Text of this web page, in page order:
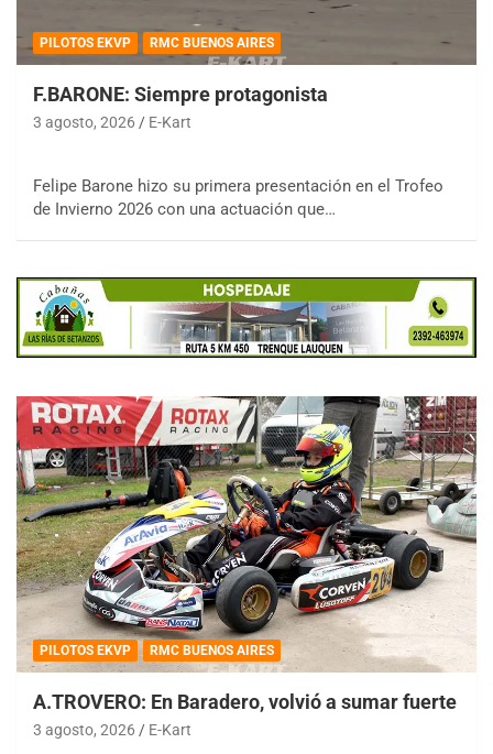
PILOTOS EKVP RMC BUENOS AIRES
F.BARONE: Siempre protagonista
3 agosto, 2026 E-Kart
Felipe Barone hizo su primera presentación en el Trofeo
de Invierno 2026 con una actuación que…
PILOTOS EKVP RMC BUENOS AIRES
A.TROVERO: En Baradero, volvió a sumar fuerte
3 agosto, 2026 E-Kart